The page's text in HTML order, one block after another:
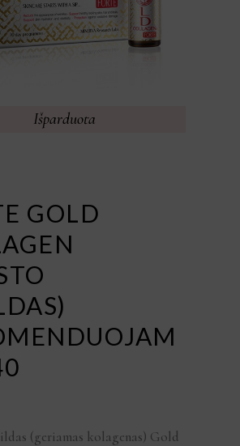
Išparduota
GOLD
(geriamas kolagenas) Gold